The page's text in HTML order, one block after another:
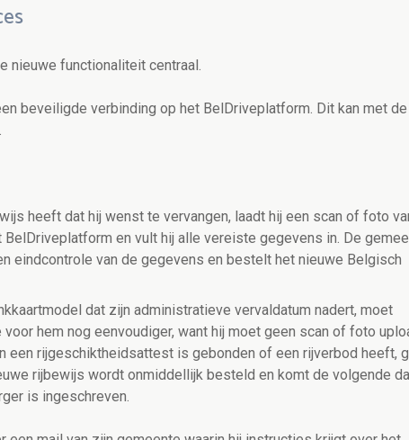
nieuwe functionaliteit centraal.
beveiligde verbinding op het BelDriveplatform. Dit kan met de
heeft dat hij wenst te vervangen, laadt hij een scan of foto
en vult hij alle vereiste gegevens in. De
eindcontrole van de gegevens en bestelt het nieuwe Belgisch
dat zijn administratieve vervaldatum nadert, moet
hem nog eenvoudiger, want hij moet geen scan of foto
een rijgeschiktheidsattest is gebonden of een rijverbod heeft,
rijbewijs wordt onmiddellijk besteld en komt de volgende
is ingeschreven.